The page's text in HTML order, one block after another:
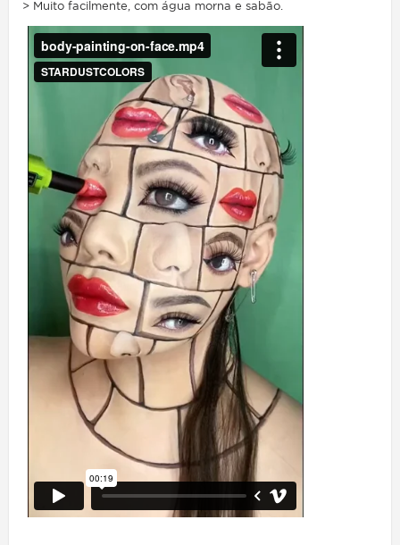
> Muito facilmente, com água morna e sabão.